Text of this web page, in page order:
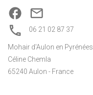
06 21 02 87 37
Mohair d'Aulon en Pyrénées
Céline Chemla
65240 Aulon - France